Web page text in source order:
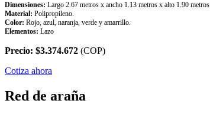
Dimensiones: Largo 2.67 metros x ancho 1.13 metros x alto 1.90 metros
Material: Polipropileno.
Color: Rojo, azul, naranja, verde y amarrillo.
Elementos: Lazo
Precio: $3.374.672 (COP)
Cotiza ahora
Red de araña